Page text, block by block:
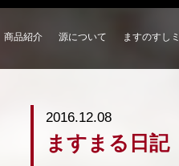
商品紹介 源について ますのすし
2016.12.08
ますまる日記